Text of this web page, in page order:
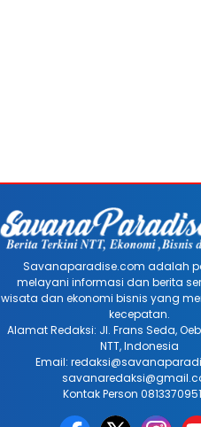
Savanaparadise.com adalah
melayani informasi dan berita
wisata dan ekonomi bisnis yang
kecepatan.
Alamat Redaksi: Jl. Frans Seda,
NTT, Indonesia
Email:
Kontak Person